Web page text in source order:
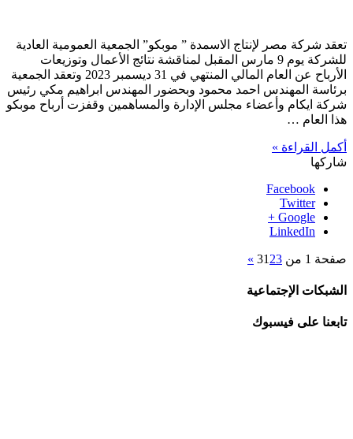
تعقد شركة مصر لإنتاج الاسمدة ” موبكو” الجمعية العمومية العادية
للشركة يوم 9 مارس المقبل لمناقشة نتائج الأعمال وتوزيعات
الأرباح عن العام المالي المنتهي في 31 ديسمبر 2023 وتعقد الجمعية
برئاسة المهندس احمد محمود وبحضور المهندس ابراهيم مكي رئيس
شركة ايكام وأعضاء مجلس الإدارة والمساهمين وقفزت أرباح موبكو
هذا العام …
أكمل القراءة »
شاركها
Facebook
Twitter
Google +
LinkedIn
صفحة 1 من 3 1 23
»
الشبكات الإجتماعية
تابعنا على فيسبوك